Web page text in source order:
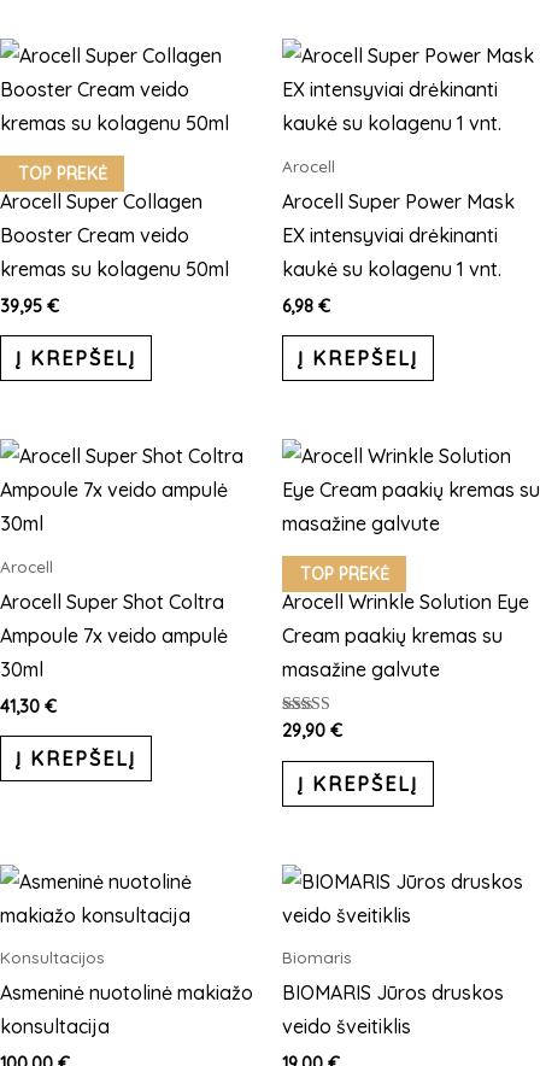
TOP PREKĖ
Arocell
Arocell Super Collagen
Booster Cream veido
kremas su kolagenu 50ml
39,95 €
Į KREPŠELĮ
Arocell
Arocell Super Power Mask
EX intensyviai drėkinanti
kaukė su kolagenu 1 vnt.
6,98 €
Į KREPŠELĮ
Arocell
Arocell Super Shot Coltra
Ampoule 7x veido ampulė
30ml
41,30 €
Į KREPŠELĮ
TOP PREKĖ
Arocell
Arocell Wrinkle Solution Eye
Cream paakių kremas su
masažine galvute
Įvertinimas:
5.00
iš 5
29,90 €
Į KREPŠELĮ
Konsultacijos
Asmeninė nuotolinė makiažo
konsultacija
Biomaris
BIOMARIS Jūros druskos
veido šveitiklis